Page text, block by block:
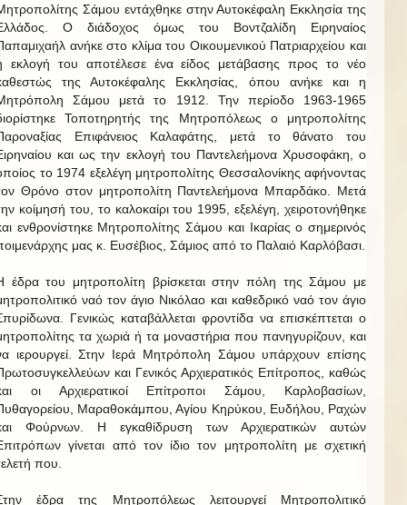
Σάμου εντάχθηκε στην Αυτοκέφαλη Εκκλησία της
Ο διάδοχος όμως του Βοντζαλίδη Ειρηναίος
ανήκε στο κλίμα του Οικουμενικού Πατριαρχείου και
εκλογή του αποτέλεσε ένα είδος μετάβασης προς το νέο
της Αυτοκέφαλης Εκκλησίας, όπου ανήκε και η
Σάμου μετά το 1912. Την περίοδο 1963-1965
Τοποτηρητής της Μητροπόλεως ο μητροπολίτης
Επιφάνειος Καλαφάτης, μετά το θάνατο του
και ως την εκλογή του Παντελεήμονα Χρυσοφάκη, ο
το 1974 εξελέγη μητροπολίτης Θεσσαλονίκης αφήνοντας
Θρόνο στον μητροπολίτη Παντελεήμονα Μπαρδάκο. Μετά
κοίμησή του, το καλοκαίρι του 1995, εξελέγη, χειροτονήθηκε
ενθρονίστηκε Μητροπολίτης Σάμου και Ικαρίας ο σημερινός
μας κ. Ευσέβιος, Σάμιος από το Παλαιό Καρλόβασι.
έδρα του μητροπολίτη βρίσκεται στην πόλη της Σάμου με
ναό τον άγιο Νικόλαο και καθεδρικό ναό τον άγιο
Γενικώς καταβάλλεται φροντίδα να επισκέπτεται ο
τα χωριά ή τα μοναστήρια που πανηγυρίζουν, και
ιερουργεί. Στην Ιερά Μητρόπολη Σάμου υπάρχουν επίσης
και Γενικός Αρχιερατικός Επίτροπος, καθώς
οι Αρχιερατικοί Επίτροποι Σάμου, Καρλοβασίων,
Μαραθοκάμπου, Αγίου Κηρύκου, Ευδήλου, Ραχών
Φούρνων. Η εγκαθίδρυση των Αρχιερατικών αυτών
γίνεται από τον ίδιο τον μητροπολίτη με σχετική
που.
έδρα της Μητροπόλεως λειτουργεί Μητροπολιτικό